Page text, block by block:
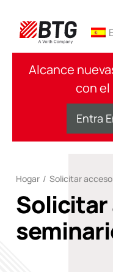
contenido
Alcance
con el
Entra
Hogar / Solicitar
Solicitar